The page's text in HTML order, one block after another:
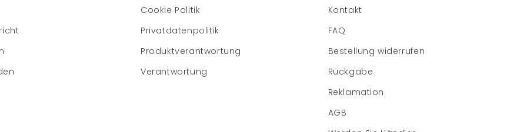
Cookie Politik
Privatdatenpolitik
Produktverantwortung
Verantwortung
Kontakt
FAQ
Bestellung widerrufen
Rückgabe
Reklamation
AGB